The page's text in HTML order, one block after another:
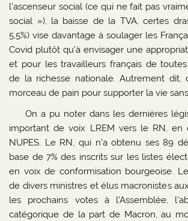
l’ascenseur social (ce qui ne fait pas
social »), la baisse de la TVA, certes
5,5%) vise davantage à soulager les
Covid plutôt qu’à envisager une
et pour les travailleurs français de toutes
de la richesse nationale. Autrement dit,
morceau de pain pour supporter la vie
On a pu noter dans les dernières
important de voix LREM vers le RN,
NUPES. Le RN, qui n’a obtenu ses 89
base de 7% des inscrits sur les listes
en voix de conformisation bourgeoise.
de divers ministres et élus macronistes
les prochains votes à l’Assemblée,
catégorique de la part de Macron, au